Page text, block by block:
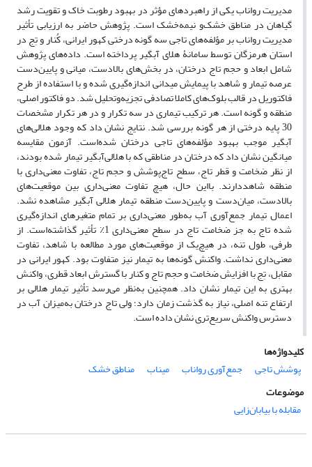
مدیریت رواناب یکی از راهبردهای مؤثر در بهبود رطوبت خاک و تقویت رشد
گیاهان در مناطق خشک‌و نیمه‌خشک است. پژوهش حاضر به ارزیابی تأثیر
مدیریت رواناب بر مؤلفه‌های تاجی سه گونه درختی کهور ایرانی، کُنار و تِج در
استان هرمزگان توسط سامانۀ هلای آبگیر پرداخته است. داده‌های پژوهش
شامل ابعاد و حجم تاج درختان، در بخش‌های بالادست، میانی و پایین‌دست
عرصه‌ تیمار و شاهد با پیمایش میدانی اندازه‌گیری شده و با استفاده از طرح
فاکتوریل در قالب بلوک‌های کاملا تصادفی تجزیه‌وتحلیل شد. دو فاکتور اصلی،
منطقه و گونه است. هر ترکیب تیماری در سه تکرار و در هر تکرار مشخصات
30 پایه درختی از هر گونه بررسی شد. نتایج نشان داد که وجود هلالی‌های
آبگیر موجب بهبود مؤلفه‌های تاجی درختان شده‌است. آزمون‌ مقایسه
میانگین نشان داد که درختان در مناطقی که با هلالی‌آبگیر تیمار شده بودند،
از نظر ضخامت و قطر تاج، سطح تاج‌پوشش و حجم تاج، تفاوت معنی‌داری با
منطقه شاهددارند. بااین حال، هیچ تفاوت معنی‌داری بین موقعیت‌های
بالادست، میان‌دست و پایین‌دست منطقه تیمار هلالی آبگیر مشاهده نشد.
اعمال تیمار جمع‌آوری آب به‌طور معنی‌داری بر تمام متغیرهای اندازه‌گیری
شده تاج به جز ضخامت تاج در سطح معنی‌داری 1 ٪ تأثیر گذاشته‌است. از
طرفی، طول تنه، در هیچ‌یک از موقعیت‌های مورد مطالعه با شاهد، تفاوت
معنی‌داری نداشت. واکنش گونه‌ها به تیمار نیز متفاوت بود. کهور ایرانی در
مقابل، تِج با افزایش ضخامت و حجم تاج و کنار با گسترش ابعاد قطری، واکنش
بهتری به این تیمار نشان داد. همچنین به‌نظر می‌رسد تأثیر تیمار هلالی بر
ارتفاع تنه اصلی، نیاز به گذشت زمان دارد؛ ولی تاج درختان به‌میزان آب در
دسترس واکنش سریع‌تری نشان داده است.
کلیدواژه‌ها
پوشش تاجی
جمع‌آوری رواناب میناب
مناطق خشک
موضوعات
مقابله با بیابان‌زایی